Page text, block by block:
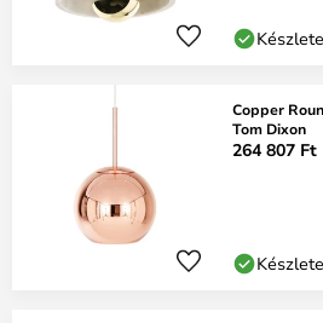
Copper
Tom Dixon
264 807 Ft